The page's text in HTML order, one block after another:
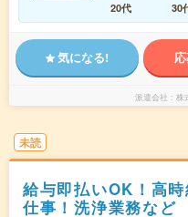
20代
30
気になる!
派遣会社 株
未読
給与即払いOK！高
仕事！洗浄業務など